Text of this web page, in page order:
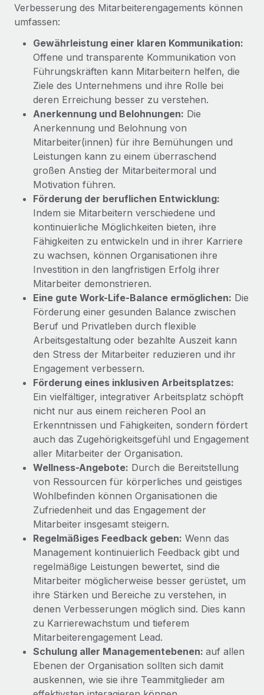
Phiture ist der unumstrittene Marktführer im Bereich der
Wachstumsberatung für mobile Apps. Das...
Mehr erfahren
Verbesserung des Mitarbeiterengagements können
umfassen:
Gewährleistung einer klaren Kommunikation:
Offene und transparente Kommunikation von
Führungskräften kann Mitarbeitern helfen, die
Ziele des Unternehmens und ihre Rolle bei
deren Erreichung besser zu verstehen.
Anerkennung und Belohnungen: Die
Anerkennung und Belohnung von
Mitarbeiter(innen) für ihre Bemühungen und
Leistungen kann zu einem überraschend
großen Anstieg der Mitarbeitermoral und
Motivation führen.
Förderung der beruflichen Entwicklung:
Indem sie Mitarbeitern verschiedene und
kontinuierliche Möglichkeiten bieten, ihre
Fähigkeiten zu entwickeln und in ihrer Karriere
zu wachsen, können Organisationen ihre
Investition in den langfristigen Erfolg ihrer
Mitarbeiter demonstrieren.
Eine gute Work-Life-Balance ermöglichen: Die
Förderung einer gesunden Balance zwischen
Beruf und Privatleben durch flexible
Arbeitsgestaltung oder bezahlte Auszeit kann
den Stress der Mitarbeiter reduzieren und ihr
Engagement verbessern.
Förderung eines inklusiven Arbeitsplatzes:
Ein vielfältiger, integrativer Arbeitsplatz schöpft
nicht nur aus einem reicheren Pool an
Erkenntnissen und Fähigkeiten, sondern fördert
auch das Zugehörigkeitsgefühl und Engagement
aller Mitarbeiter der Organisation.
Wellness-Angebote: Durch die Bereitstellung
von Ressourcen für körperliches und geistiges
Wohlbefinden können Organisationen die
Zufriedenheit und das Engagement der
Mitarbeiter insgesamt steigern.
Regelmäßiges Feedback geben: Wenn das
Management kontinuierlich Feedback gibt und
regelmäßige Leistungen bewertet, sind die
Mitarbeiter möglicherweise besser gerüstet, um
ihre Stärken und Bereiche zu verstehen, in
denen Verbesserungen möglich sind. Dies kann
zu Karrierewachstum und tieferem
Mitarbeiterengagement Lead.
Schulung aller Managementebenen: auf allen
Ebenen der Organisation sollten sich damit
auskennen, wie sie ihre Teammitglieder am